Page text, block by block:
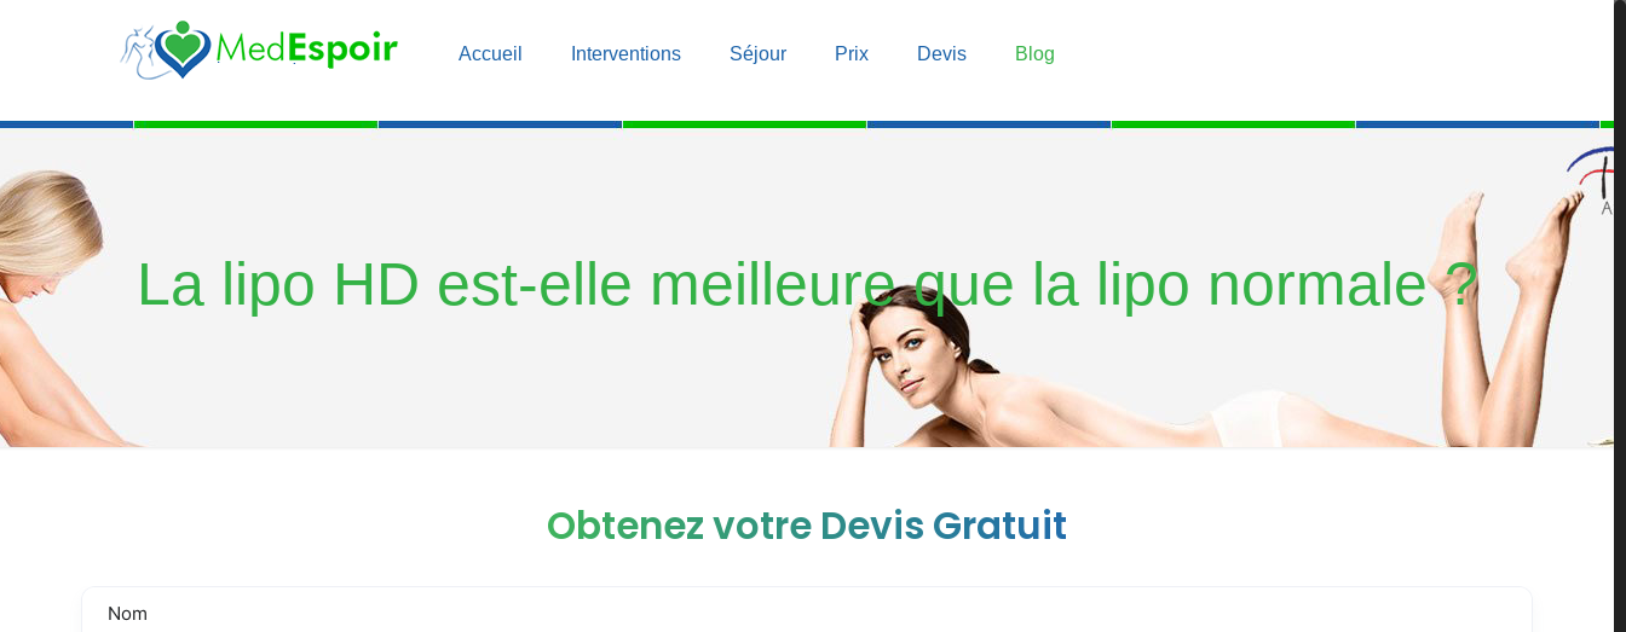
Accueil Interventions Séjour Prix Devis Blog
La lipo HD est-elle meilleure que la lipo normale ?
Obtenez votre Devis Gratuit